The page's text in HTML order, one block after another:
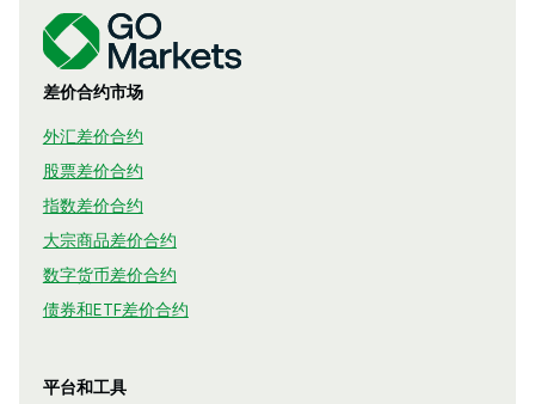
差价合约市场
外汇差价合约
股票差价合约
指数差价合约
大宗商品差价合约
数字货币差价合约
债券和ETF差价合约
平台和工具